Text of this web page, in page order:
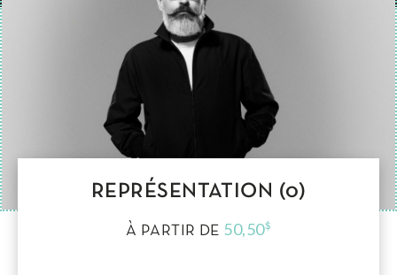
REPRÉSENTATION (0)
À PARTIR DE 50,50$